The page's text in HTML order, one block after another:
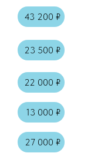
23 500 ₽
43 200 ₽
27 000 ₽
22 000 ₽
13 000 ₽